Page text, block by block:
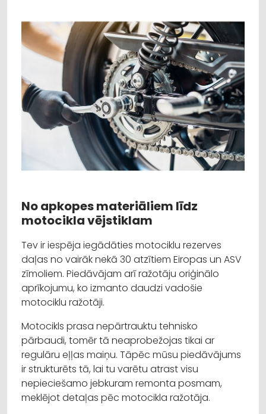
No apkopes materiāliem līdz
motocikla vējstiklam
Tev ir iespēja iegādāties motociklu rezerves
daļas no vairāk nekā 30 atzītiem Eiropas un ASV
zīmoliem. Piedāvājam arī ražotāju oriģinālo
aprīkojumu, ko izmanto daudzi vadošie
motociklu ražotāji.
Motocikls prasa nepārtrauktu tehnisko
pārbaudi, tomēr tā neaprobežojas tikai ar
regulāru eļļas maiņu. Tāpēc mūsu piedāvājums
ir strukturēts tā, lai tu varētu atrast visu
nepieciešamo jebkuram remonta posmam,
meklējot detaļas pēc motocikla ražotāja.